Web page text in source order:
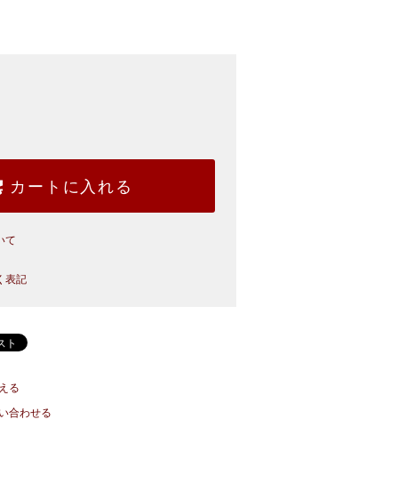
カートに入れる
て
表記
る
合わせる